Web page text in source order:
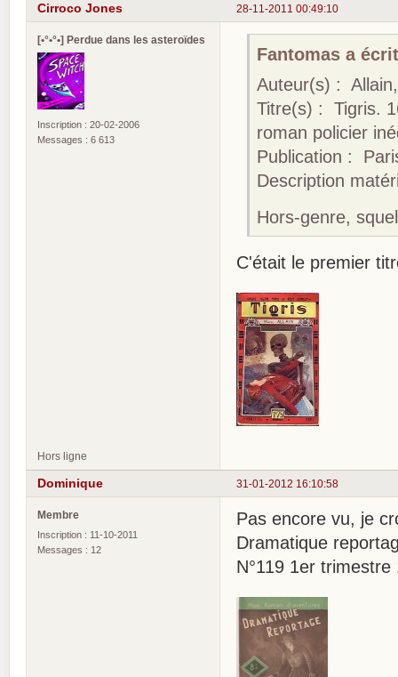
28-11-2011 00:49:10
Cirroco Jones
[•°•°•] Perdue dans les asteroïdes
Inscription : 20-02-2006
Messages : 6 613
Fantomas a
Auteur(s) :
Titre(s) : Tigris.
roman policier
Publication :
Description
Hors-genre,
C'était le premier
Hors ligne
31-01-2012 16:10:58
Dominique
Membre
Inscription : 11-10-2011
Messages : 12
Pas encore vu, je
Dramatique
N°119 1er trimestre